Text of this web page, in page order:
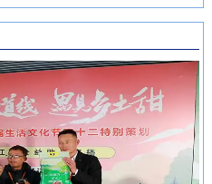
面的扎实成效。近年来，邮储银
行安徽省分行始终将清廉金融文
化建设摆在重要位置，通过常态
化教育、制度完善与持续宣传，
推动廉洁理念内化于心、外化于
系。在本届进博会上，来自安徽
的科技企业带来多件实物展品在
中国馆展出，此外，淮南、池州
等地市的老字号、非遗项目也展
示安徽丰富的文化底蕴。进博八
年，安徽从一个“采购者”，努力
林，从各自为战到联农共富，安
色变革，在守护江淮生态屏障的
同时，蹚出了一条生态效益、经
济效益、社会效益共赢的新路
径。作为全国林业大省，安徽现
有国有林场100个，经营总面积
局城市，合肥正在着力打造低空
经济“前沿阵地”。合肥大学“智
慧交通”团队正在基础理论、关
键核心技术、人才队伍、产业发
展等方面全面发力，着力支撑合
肥打造综合交通枢纽科技力量。